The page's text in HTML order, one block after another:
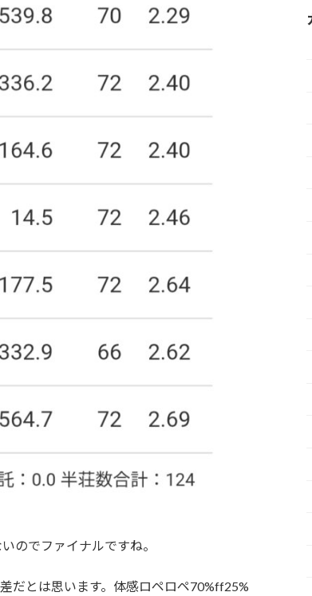
のでファイナルですね。
だとは思います。体感ロペロペ70%ff25%